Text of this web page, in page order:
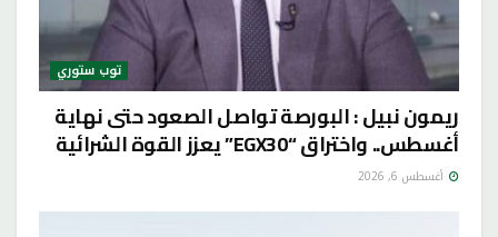
توب ستوري
ريمون نبيل : البورصة تواصل الصعود حتى نهاية
أغسطس.. واختراق “EGX30” يعزز القوة الشرائية
أغسطس 6, 2026